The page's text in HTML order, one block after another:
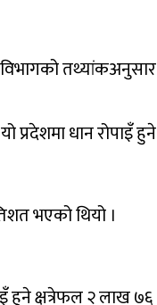
विभागको तथ्यांकअनुसार
प्रदेशमा धान रोपाइँ हुने
भएको थियो ।
हुने क्षत्रेफल २ लाख ७६